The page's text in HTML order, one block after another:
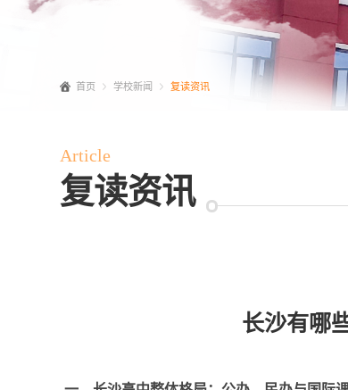
首页 学校新闻 复读资讯
Article
复读资讯
长沙有哪